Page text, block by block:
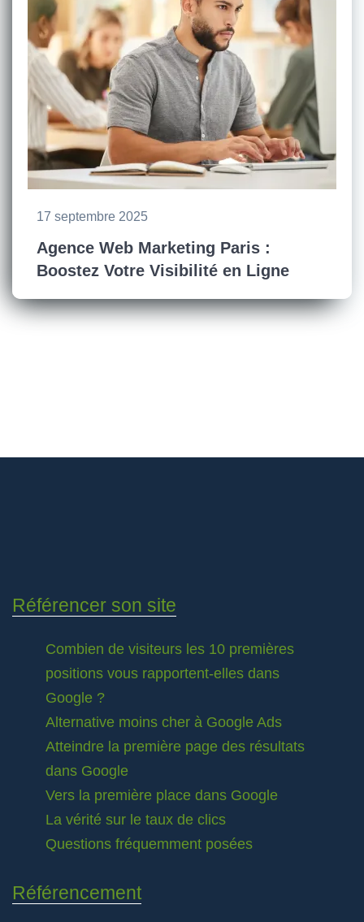
17 septembre 2025
Agence Web Marketing Paris :
Boostez Votre Visibilité en Ligne
Référencer son site
Combien de visiteurs les 10 premières
positions vous rapportent-elles dans
Google ?
Alternative moins cher à Google Ads
Atteindre la première page des résultats
dans Google
Vers la première place dans Google
La vérité sur le taux de clics
Questions fréquemment posées
Référencement